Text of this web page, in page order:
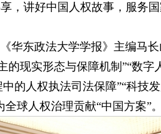
，讲好中国人权故事，服务
华东政法大学学报》主编马
现实形态与保障机制”“数字
的人权执法司法保障”“科技
球人权治理贡献“中国方案”。